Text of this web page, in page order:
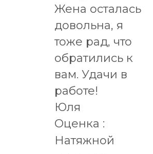
Жена осталась
довольна, я
тоже рад, что
обратились к
вам. Удачи в
работе!
Юля
Оценка :
Натяжной